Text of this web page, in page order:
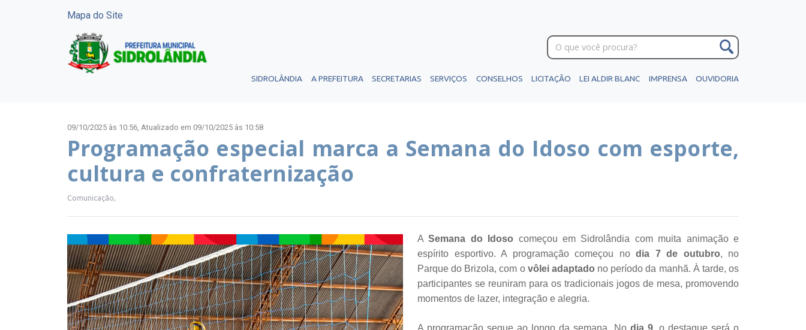
Mapa do Site
SIDROLÂNDIA A PREFEITURA SECRETARIAS SERVIÇOS CONSELHOS LICITAÇÃO LEI ALDIR BLANC IMPRENSA OUVIDORIA
09/10/2025 às 10:56, Atualizado em 09/10/2025 às 10:58
Programação especial marca a Semana do Idoso com esporte,
cultura e confraternização
Comunicação,
ASemana do Idoso começou em Sidrolândia com muita animação e
espírito esportivo. A programação começou no dia 7 de outubro, no
Parque do Brizola, com o vôlei adaptado no período da manhã. À tarde, os
participantes se reuniram para os tradicionais jogos de mesa, promovendo
momentos de lazer, integração e alegria.